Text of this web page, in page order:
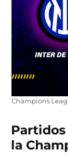
Champions
la